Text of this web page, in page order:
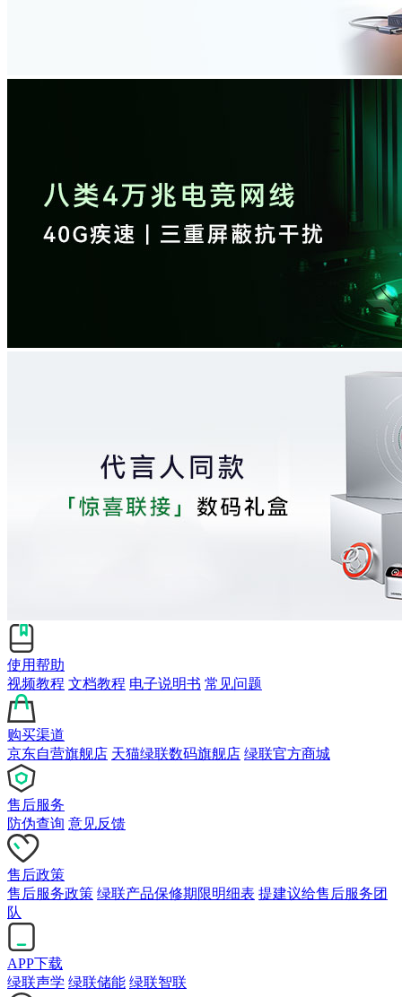
使用帮助
视频教程 文档教程 电子说明书 常见问题
购买渠道
京东自营旗舰店 天猫绿联数码旗舰店 绿联官方商城
售后服务
防伪查询 意见反馈
售后政策
售后服务政策 绿联产品保修期限明细表 提建议给售后服务团
队
APP下载
绿联声学 绿联储能 绿联智联